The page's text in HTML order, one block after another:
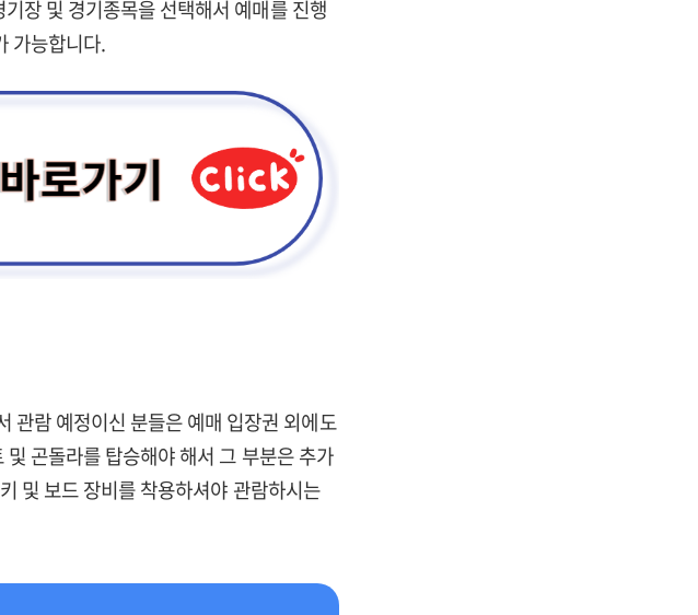
장 및 경기종목을 선택해서 예매를 진행
가능합니다.
관람 예정이신 분들은 예매 입장권 외에도
곤돌라를 탑승해야 해서 그 부분은 추가
및 보드 장비를 착용하셔야 관람하시는